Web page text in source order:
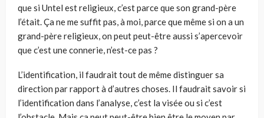
que si Untel est religieux, c’est parce que son grand-père
l’était. Ça ne me suffit pas, à moi, parce que même si on a un
grand-père religieux, on peut peut-être aussi s’apercevoir
que c’est une connerie, n’est-ce pas ?
L’identification, il faudrait tout de même distinguer sa
direction par rapport à d’autres choses. Il faudrait savoir si
l’identification dans l’analyse, c’est la visée ou si c’est